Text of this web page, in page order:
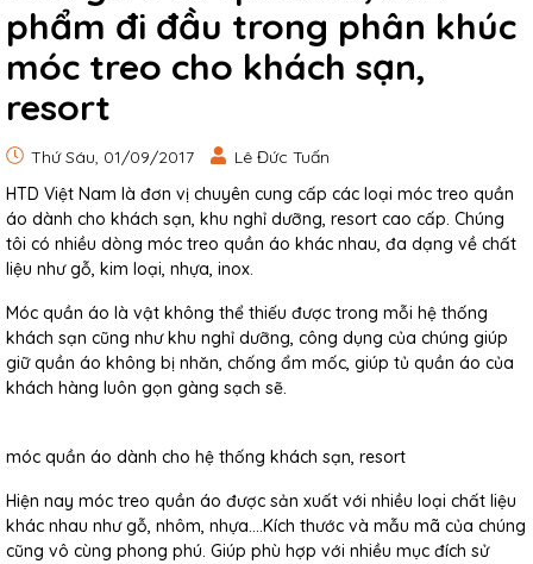
phẩm đi đầu trong phân khúc
móc treo cho khách sạn,
resort
Thứ Sáu, 01/09/2017
Lê Đức Tuấn
HTD Việt Nam là đơn vị chuyên cung cấp các loại móc treo quần
áo dành cho khách sạn, khu nghỉ dưỡng, resort cao cấp. Chúng
tôi có nhiều dòng móc treo quần áo khác nhau, đa dạng về chất
liệu như gỗ, kim loại, nhựa, inox.
Móc quần áo là vật không thể thiếu được trong mỗi hệ thống
khách sạn cũng như khu nghỉ dưỡng, công dụng của chúng giúp
giữ quần áo không bị nhăn, chống ẩm mốc, giúp tủ quần áo của
khách hàng luôn gọn gàng sạch sẽ.
móc quần áo dành cho hệ thống khách sạn, resort
Hiện nay móc treo quần áo được sản xuất với nhiều loại chất liệu
khác nhau như gỗ, nhôm, nhựa….Kích thước và mẫu mã của chúng
cũng vô cùng phong phú. Giúp phù hợp với nhiều mục đích sử